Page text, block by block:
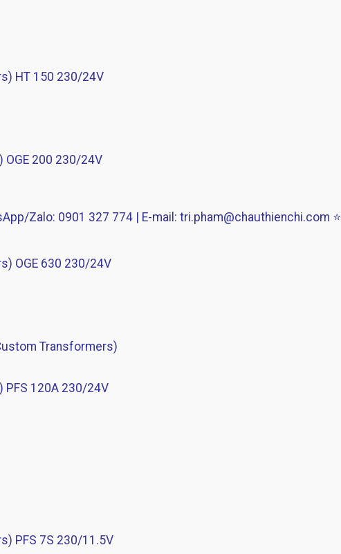
HT 150 230/24V
OGE 200 230/24V
Zalo: 0901 327 774 | E-mail: tri.pham@chauthienchi.com ⭐
OGE 630 230/24V
Transformers)
PFS 120A 230/24V
PFS 7S 230/11.5V